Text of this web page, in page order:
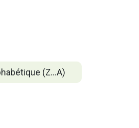
(Z...A)